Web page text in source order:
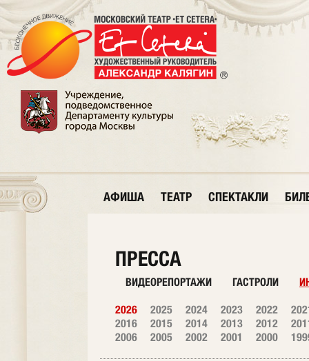
АФИША ТЕАТР СПЕКТАКЛИ
ПРЕССА
ВИДЕОРЕПОРТАЖИ ГАСТРОЛИ
2026 2025 2024 2023 2022
2016
2015 2014 2013 2012
2006
2005 2002 2001 2000